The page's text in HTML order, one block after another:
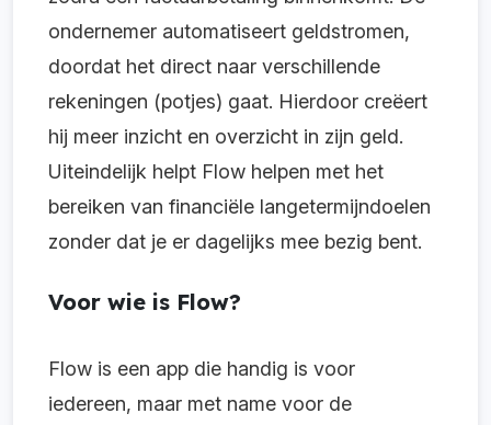
ondernemer automatiseert geldstromen,
doordat het direct naar verschillende
rekeningen (potjes) gaat. Hierdoor creëert
hij meer inzicht en overzicht in zijn geld.
Uiteindelijk helpt Flow helpen met het
bereiken van financiële langetermijndoelen
zonder dat je er dagelijks mee bezig bent.
Voor wie is Flow?
Flow is een app die handig is voor
iedereen, maar met name voor de